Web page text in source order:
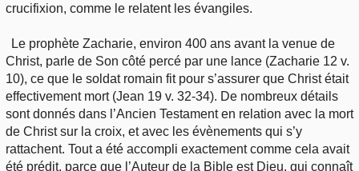
crucifixion, comme le relatent les évangiles.
Le prophète Zacharie, environ 400 ans avant la venue de
Christ, parle de Son côté percé par une lance (Zacharie 12 v.
10), ce que le soldat romain fit pour s’assurer que Christ était
effectivement mort (Jean 19 v. 32-34). De nombreux détails
sont donnés dans l’Ancien Testament en relation avec la mort
de Christ sur la croix, et avec les évènements qui s’y
rattachent. Tout a été accompli exactement comme cela avait
été prédit, parce que l’Auteur de la Bible est Dieu, qui connaît